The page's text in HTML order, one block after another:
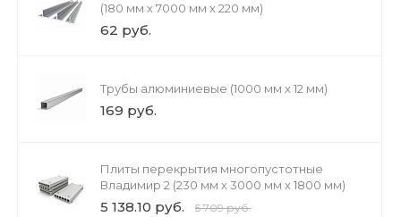
(180 мм х 7000 мм х 220 мм)
62 руб.
Трубы алюминиевые (1000 мм х 12 мм)
169 руб.
Плиты перекрытия многопустотные
Владимир 2 (230 мм х 3000 мм х 1800 мм)
5 138.10 руб. 5 709 руб.